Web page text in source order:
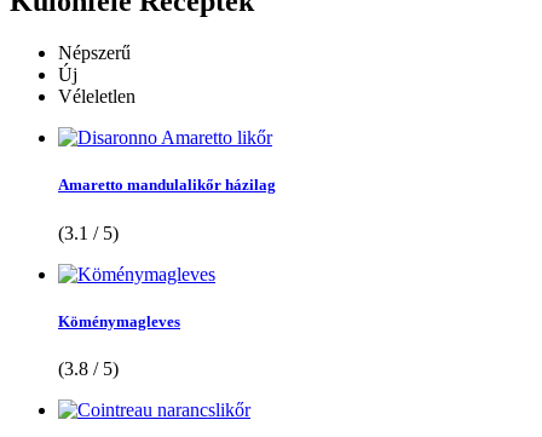
Népszerű
Új
Véleletlen
Amaretto mandulalikőr házilag
(3.1 / 5)
Köménymagleves
(3.8 / 5)